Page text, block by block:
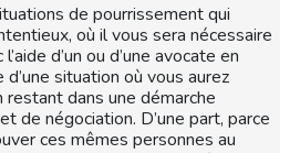
de pourrissement qui
où il vous sera nécessaire
d’un ou d’une avocate en
situation où vous aurez
dans une démarche
de négociation. D’une part, parce
ces mêmes personnes au